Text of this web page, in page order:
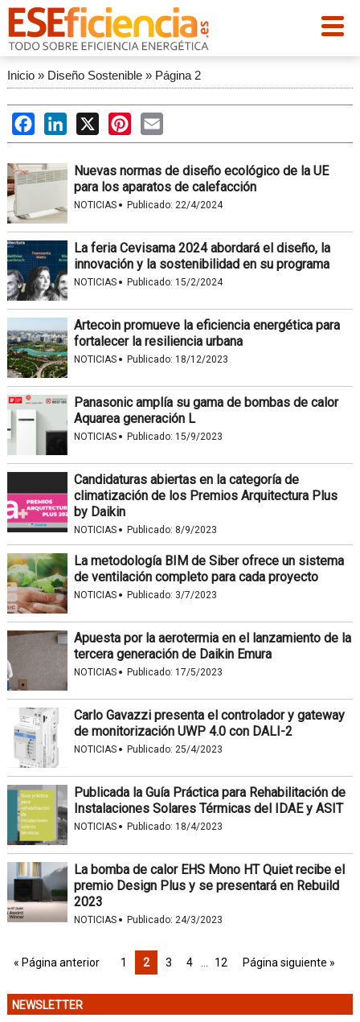
Inicio» Diseño Sostenible» Página 2
FacebookLinkedIn
X PinterestEmail
Nuevas normas de diseño ecológico de la UE
para los aparatos de calefacción
NOTICIAS · Publicado: 22/4/2024
La feria Cevisama 2024 abordará el diseño, la
innovación y la sostenibilidad en su programa
NOTICIAS · Publicado: 15/2/2024
Artecoin promueve la eficiencia energética para
fortalecer la resiliencia urbana
NOTICIAS · Publicado: 18/12/2023
Panasonic amplía su gama de bombas de calor
Aquarea generación L
NOTICIAS · Publicado: 15/9/2023
Candidaturas abiertas en la categoría de
climatización de los Premios Arquitectura Plus
by Daikin
NOTICIAS · Publicado: 8/9/2023
La metodología BIM de Siber ofrece un sistema
de ventilación completo para cada proyecto
NOTICIAS · Publicado: 3/7/2023
Apuesta por la aerotermia en el lanzamiento de la
tercera generación de Daikin Emura
NOTICIAS · Publicado: 17/5/2023
Carlo Gavazzi presenta el controlador y gateway
de monitorización UWP 4.0 con DALI-2
NOTICIAS · Publicado: 25/4/2023
Publicada la Guía Práctica para Rehabilitación de
Instalaciones Solares Térmicas del IDAE y ASIT
NOTICIAS · Publicado: 18/4/2023
La bomba de calor EHS Mono HT Quiet recibe el
premio Design Plus y se presentará en Rebuild
2023
NOTICIAS · Publicado: 24/3/2023
« Página anterior 1 2 3 4 12 Página siguiente »
NEWSLETTER